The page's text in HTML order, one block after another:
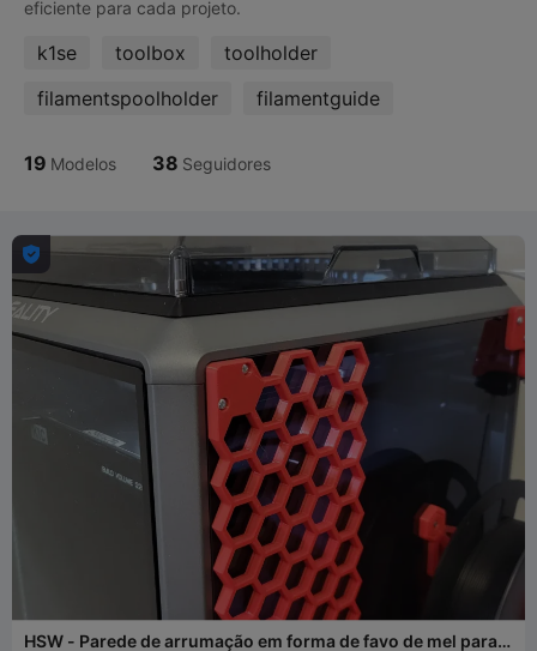
k1se toolbox
toolholder
filamentspoolholder
filamentguide
19 Modelos 38 Seguidores

HSW - Parede de arrumação em forma de favo de mel para o